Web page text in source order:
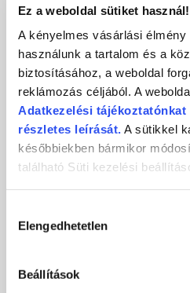
Ez a weboldal sütiket használ!
A kényelmes vásárlási
használunk a tartalom és a
biztosításához, a weboldal
reklámozás céljából. A
Adatkezelési tájékoztatónkat
részletes leírását. A sütikkel
későbbiekben bármikor
található Süti kezelési
kiválasztása
Elengedhetetlen
Beállítások
Kft.
Crystal
1085
+36 1 /